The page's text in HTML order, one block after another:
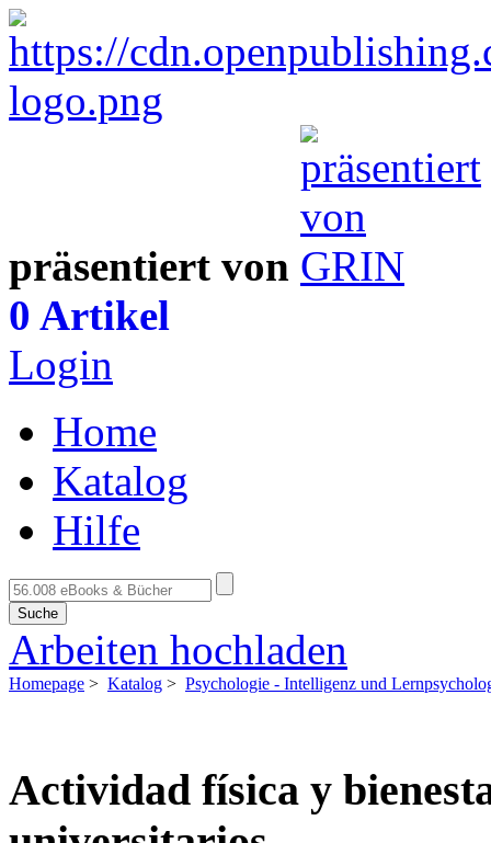
präsentiert von
0 Artikel
Login
Home
Katalog
Hilfe
Suche
Arbeiten hochladen
Homepage > Katalog > Psychologie - Intelligenz und